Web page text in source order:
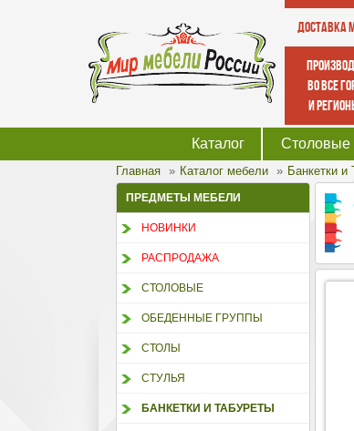
Доставка
во все
и
Каталог Столовые
Главная Каталог мебели Банкетки и
ПРЕДМЕТЫ МЕБЕЛИ
НОВИНКИ
РАСПРОДАЖА
СТОЛОВЫЕ
ОБЕДЕННЫЕ ГРУППЫ
СТОЛЫ
СТУЛЬЯ
БАНКЕТКИ И ТАБУРЕТЫ